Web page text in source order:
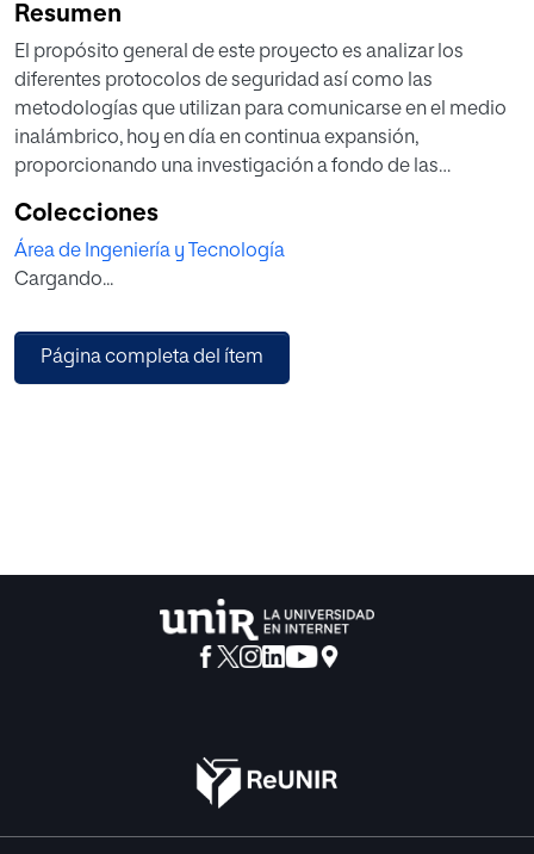
Resumen
El propósito general de este proyecto es analizar los
diferentes protocolos de seguridad así como las
metodologías que utilizan para comunicarse en el medio
inalámbrico, hoy en día en continua expansión,
proporcionando una investigación a fondo de las
ataques utilizados.
Se ha realizado un examen teórico en profundidad sobre el
funcionamiento y las vulnerabilidades que presentan los
WPA y WPA2. Las pruebas con las herramientas de
auditoría, bien de la distribución Wifislax u ofrecidas por
usuarios que utilizan dicha tecnología, están expuestos a
un nivel bastante alto de riesgos, pudiendo sufrir las
consecuencias de cualquier ataque.
Colecciones
Área de Ingeniería y Tecnología
Cargando...
Página completa del ítem